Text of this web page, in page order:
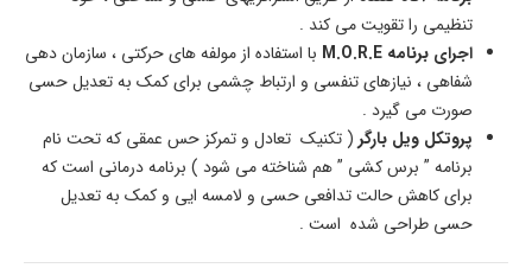
تنظیمی را تقویت می کند .
اجرای برنامه M.O.R.E
با استفاده از مولفه های حرکتی ، سازمان دهی
شفاهی ، نیازهای تنفسی و ارتباط چشمی برای کمک به تعدیل حسی
صورت می گیرد .
پروتکل ویل بارگر ( تکنیک تعادل و تمرکز حس عمقی که تحت نام
برنامه ” برس کشی ” هم شناخته می شود ) برنامه درمانی است که
برای کاهش حالت تدافعی حسی و لامسه ایی و کمک به تعدیل
حسی طراحی شده است .